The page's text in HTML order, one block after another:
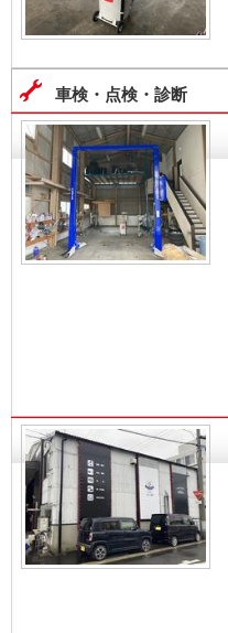
車検・点検・診断